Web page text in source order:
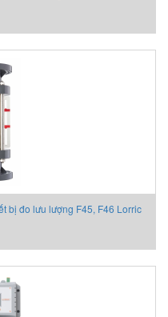
bị đo lưu lượng F45, F46 Lorric